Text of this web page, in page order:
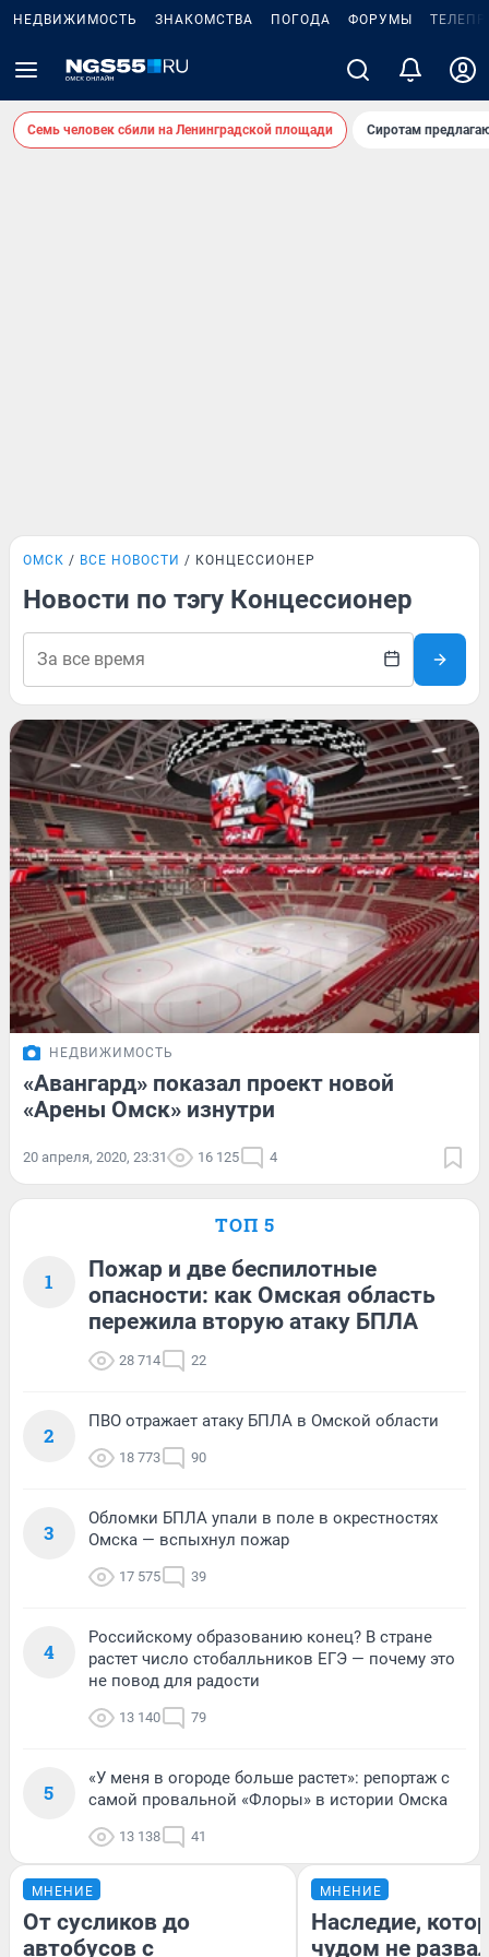
НЕДВИЖИМОСТЬ ЗНАКОМСТВА ПОГОДА ФОРУМЫ
Семь человек сбили на Ленинградской площади Сиротам
ОМСК ВСЕ НОВОСТИ КОНЦЕССИОНЕР
Новости по тэгу Концессионер
НЕДВИЖИМОСТЬ
«Авангард» показал проект новой
«Арены Омск» изнутри
20 апреля, 2020, 23:31 16 125 4
ТОП 5
1
Пожар и две беспилотные
опасности: как Омская область
пережила вторую атаку БПЛА
28 714 22
2
ПВО отражает атаку БПЛА в Омской области
18 773 90
3
Обломки БПЛА упали в поле в окрестностях
Омска — вспыхнул пожар
17 575 39
4
Российскому образованию конец? В стране
растет число стобалльников ЕГЭ — почему это
не повод для радости
13 140 79
5
«У меня в огороде больше растет»: репортаж с
самой провальной «Флоры» в истории Омска
13 138 41
МНЕНИЕ
От сусликов до
автобусов с
МНЕНИЕ
Наследие,
чудом не